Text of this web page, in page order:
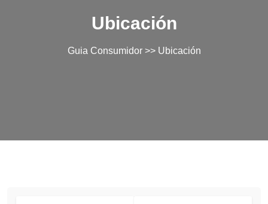
Ubicación
Guia Consumidor>> Ubicación